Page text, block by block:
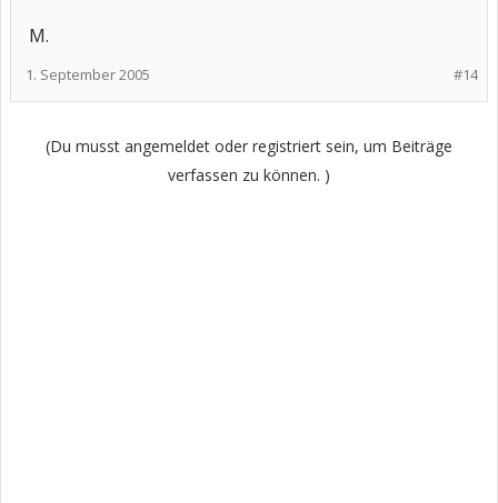
M.
#14
1. September 2005
(Du musst angemeldet oder registriert sein, um Beiträge
verfassen zu können. )